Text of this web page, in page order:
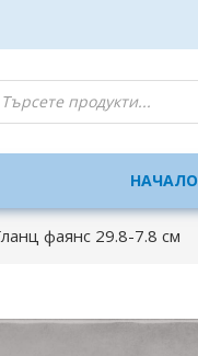
НАЧАЛО
фаянс 29.8-7.8 см